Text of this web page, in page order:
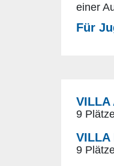
einer
Für
VILLA
9
VILLA
9